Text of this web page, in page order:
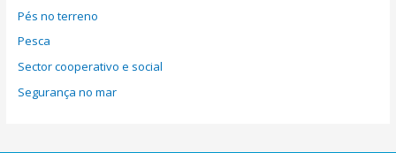
Pés no terreno
Pesca
Sector cooperativo e social
Segurança no mar